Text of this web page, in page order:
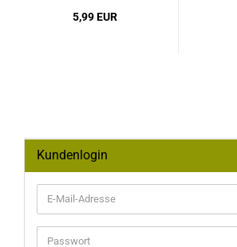
5,99 EUR
Kundenlogin
E-
Mail-
Adresse
Passwort